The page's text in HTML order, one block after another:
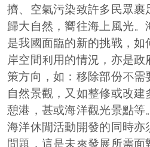
擠、空氣污染致許多民眾裹
歸大自然，嚮往海上風光。
是我國面臨的新的挑戰，
岸空間利用的情況，亦是
策方向，如：移除部份不需
自然景觀，又如整修或改
憩港，甚或海洋觀光景點等
海洋休閒活動開發的同時亦
問題，這是未來發展所需